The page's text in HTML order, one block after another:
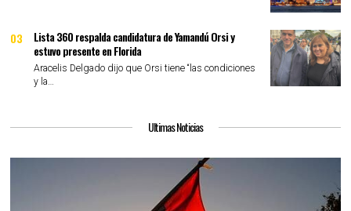
03
Lista 360 respalda candidatura de Yamandú Orsi y
estuvo presente en Florida
Aracelis Delgado dijo que Orsi tiene “las condiciones
y la…
Ultimas Noticias